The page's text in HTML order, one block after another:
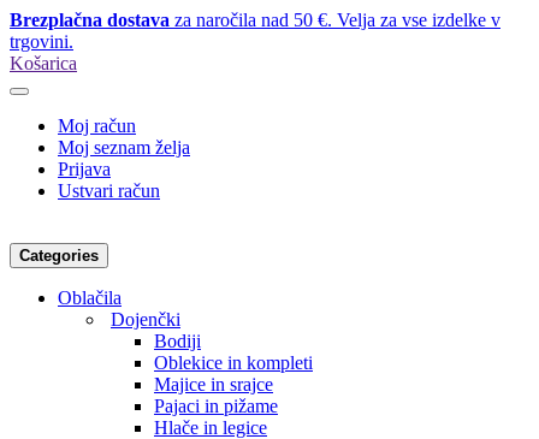
Brezplačna dostava za naročila nad 50 €. Velja za vse izdelke v
trgovini.
Košarica
Moj račun
Moj seznam želja
Prijava
Ustvari račun
Categories
Oblačila
Dojenčki
Bodiji
Oblekice in kompleti
Majice in srajce
Pajaci in pižame
Hlače in legice